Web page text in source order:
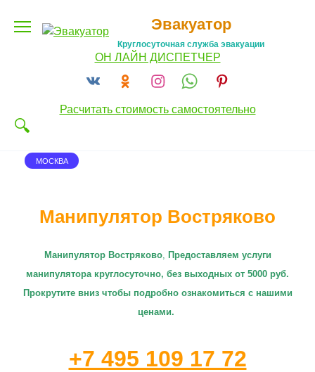
Эвакуатор
Круглосуточная служба эвакуации
ОН ЛАЙН ДИСПЕТЧЕР
Расчитать стоимость самостоятельно
МОСКВА
Манипулятор Востряково
Манипулятор Востряково, Предоставляем услуги
манипулятора круглосуточно, без выходных от 5000 руб.
Прокрутите вниз чтобы подробно ознакомиться с нашими
ценами.
+7 495 109 17 72